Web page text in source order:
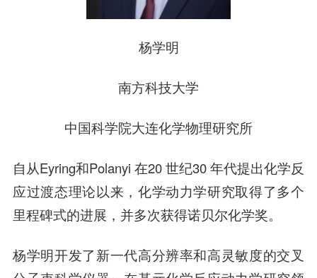
杨学明
南方科技大学
中国科学院大连化学物理研究所
自从Eyring和Polanyi 在20 世纪30 年代提出化学反
应过渡态理论以来，化学动力学研究取得了多个
里程碑式的进展，并多次获得诺贝尔化学奖。
杨学明开发了新一代高分辨率和高灵敏度的交叉